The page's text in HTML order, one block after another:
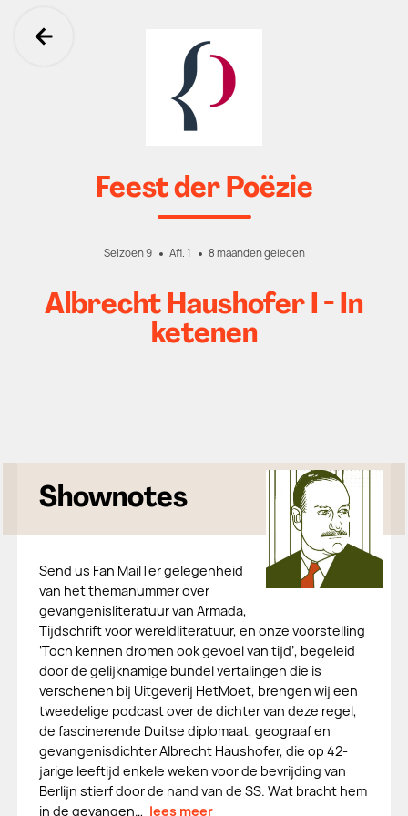
Ga terug
Feest der Poëzie
Seizoen 9 Afl. 1 8 maanden geleden
Albrecht Haushofer I - In
ketenen
Shownotes
Send us Fan MailTer gelegenheid
van het themanummer over
gevangenisliteratuur van Armada,
Tijdschrift voor wereldliteratuur, en onze voorstelling
‘Toch kennen dromen ook gevoel van tijd’, begeleid
door de gelijknamige bundel vertalingen die is
verschenen bij Uitgeverij HetMoet, brengen wij een
tweedelige podcast over de dichter van deze regel,
de fascinerende Duitse diplomaat, geograaf en
gevangenisdichter Albrecht Haushofer, die op 42-
jarige leeftijd enkele weken voor de bevrijding van
Berlijn stierf door de hand van de SS. Wat bracht hem
in de gevangen… lees meer